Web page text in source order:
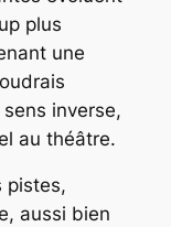
plus
une
inverse,
au théâtre.
pistes,
aussi bien